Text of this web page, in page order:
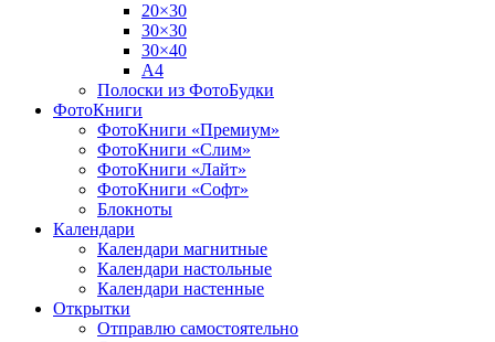
20×30
30×30
30×40
A4
Полоски из ФотоБудки
ФотоКниги
ФотоКниги «Премиум»
ФотоКниги «Слим»
ФотоКниги «Лайт»
ФотоКниги «Софт»
Блокноты
Календари
Календари магнитные
Календари настольные
Календари настенные
Открытки
Отправлю самостоятельно